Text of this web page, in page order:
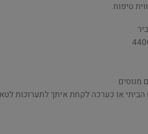
טיפוח.
מנוסים
או כערכה לקחת איתך לתערוכות